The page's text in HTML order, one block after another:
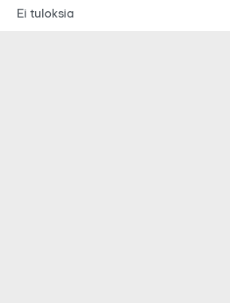
Ei tuloksia